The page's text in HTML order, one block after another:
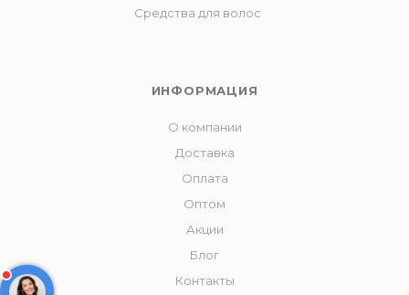
Средства для волос
ИНФОРМАЦИЯ
О компании
Доставка
Оплата
Оптом
Акции
Блог
Контакты